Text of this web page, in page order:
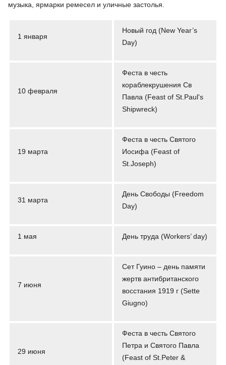
музыка, ярмарки ремесел и уличные застолья.
1 января
Новый год (New Year’s
Day)
10 февраля
Феста в честь
кораблекрушения Св
Павла (Feast of St.Paul's
Shipwreck)
19 марта
Феста в честь Святого
Иосифа (Feast of
St.Joseph)
31 марта
День Свободы (Freedom
Day)
1 мая День труда (Workers’ day)
7 июня
Сет Гуино – день памяти
жертв антибританского
восстания 1919 г (Sette
Giugno)
29 июня
Феста в честь Святого
Петра и Святого Павла
(Feast of St.Peter &